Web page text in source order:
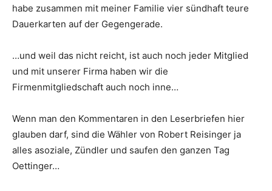
habe zusammen mit meiner Familie vier sündhaft teure
Dauerkarten auf der Gegengerade.
…und weil das nicht reicht, ist auch noch jeder Mitglied
und mit unserer Firma haben wir die
Firmenmitgliedschaft auch noch inne…
Wenn man den Kommentaren in den Leserbriefen hier
glauben darf, sind die Wähler von Robert Reisinger ja
alles asoziale, Zündler und saufen den ganzen Tag
Oettinger…